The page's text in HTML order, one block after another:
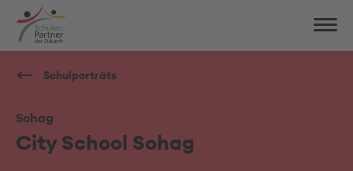
Schulporträts
Sohag
City School Sohag